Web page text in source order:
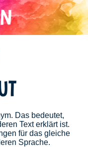
Das bedeutet,
Text erklärt ist.
für das gleiche
Sprache.